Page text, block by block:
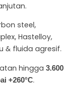
steel,
Hastelloy,
& fluida agresif.
hingga 3.600
+260°C.